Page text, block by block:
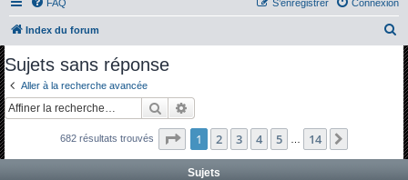
FAQ Connexion
S’enregistrer
Index du forum
c
Sujets sans réponse
Aller à la recherche avancée
Rechercher
682 résultats trouvés Page 1sur14
1 2 3 4 5 14
Sujets